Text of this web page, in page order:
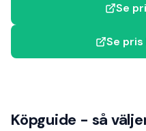
Se
Se pris
Köpguide - så